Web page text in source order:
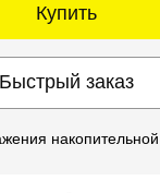
Купить
Быстрый заказ
накопительной